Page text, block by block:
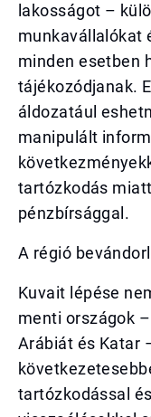
lakosságot –
munkavállalókat
minden esetben
tájékozódjanak.
áldozatául
manipulált
tartózkodás
pénzbírsággal.
A régió
Kuvait lépése
menti országok
Arábiát és Katar
tartózkodással